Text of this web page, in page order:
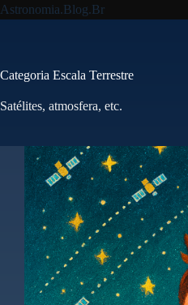
Pular
para
Astronomia.Blog.Br
Categoria Escala Terrestre
Satélites, atmosfera, etc.